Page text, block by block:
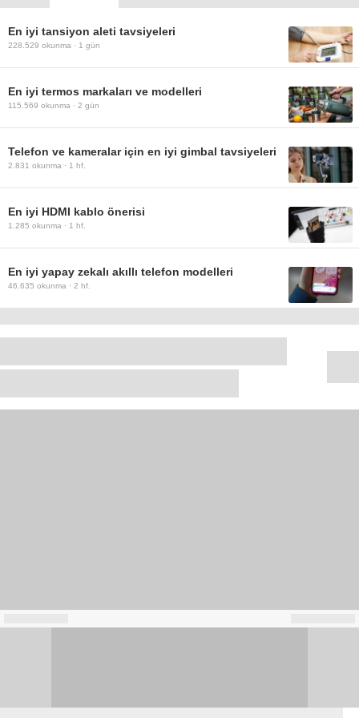
En iyi tansiyon aleti tavsiyeleri
228.529 okunma · 1 gün
En iyi termos markaları ve modelleri
115.569 okunma · 2 gün
Telefon ve kameralar için en iyi gimbal tavsiyeleri
2.831 okunma · 1 hf.
En iyi HDMI kablo önerisi
1.285 okunma · 1 hf.
En iyi yapay zekalı akıllı telefon modelleri
46.635 okunma · 2 hf.